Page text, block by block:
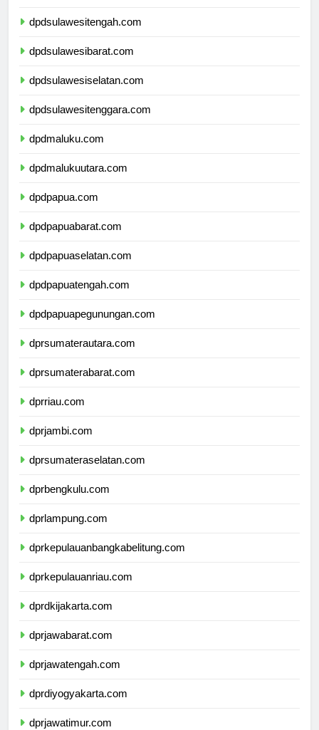
dpdsulawesitengah.com
dpdsulawesibarat.com
dpdsulawesiselatan.com
dpdsulawesitenggara.com
dpdmaluku.com
dpdmalukuutara.com
dpdpapua.com
dpdpapuabarat.com
dpdpapuaselatan.com
dpdpapuatengah.com
dpdpapuapegunungan.com
dprsumaterautara.com
dprsumaterabarat.com
dprriau.com
dprjambi.com
dprsumateraselatan.com
dprbengkulu.com
dprlampung.com
dprkepulauanbangkabelitung.com
dprkepulauanriau.com
dprdkijakarta.com
dprjawabarat.com
dprjawatengah.com
dprdiyogyakarta.com
dprjawatimur.com